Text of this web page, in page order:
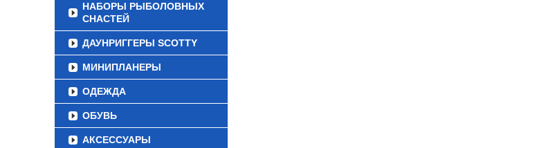
НАБОРЫ РЫБОЛОВНЫХ
СНАСТЕЙ
ДАУНРИГГЕРЫ SCOTTY
МИНИПЛАНЕРЫ
ОДЕЖДА
ОБУВЬ
АКСЕССУАРЫ